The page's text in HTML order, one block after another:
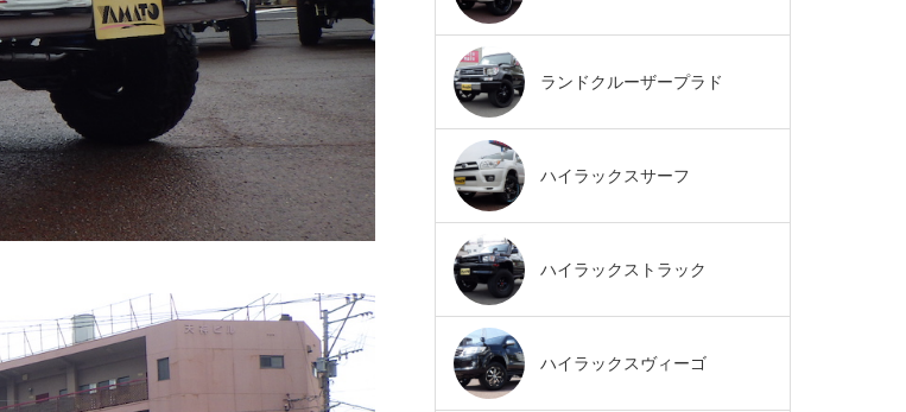
ランドクルーザープラド
ハイラックスサーフ
ハイラックストラック
ハイラックスヴィーゴ